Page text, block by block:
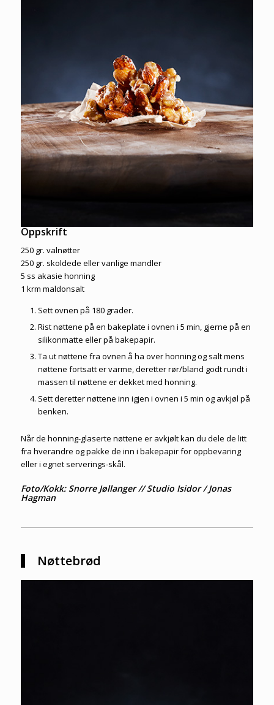
Oppskrift
250 gr. valnøtter
250 gr. skoldede eller vanlige mandler
5 ss akasie honning
1 krm maldonsalt
Sett ovnen på 180 grader.
Rist nøttene på en bakeplate i ovnen i 5 min, gjerne på en
silikonmatte eller på bakepapir.
Ta ut nøttene fra ovnen å ha over honning og salt mens
nøttene fortsatt er varme, deretter rør/bland godt rundt i
massen til nøttene er dekket med honning.
Sett deretter nøttene inn igjen i ovnen i 5 min og avkjøl på
benken.
Når de honning-glaserte nøttene er avkjølt kan du dele de litt
fra hverandre og pakke de inn i bakepapir for oppbevaring
eller i egnet serverings-skål.
Foto/Kokk: Snorre Jøllanger // Studio Isidor / Jonas
Hagman
Nøttebrød